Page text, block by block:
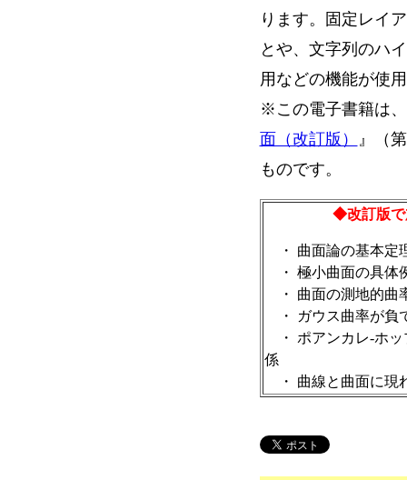
ります。固定レイ
とや、文字列のハ
用などの機能が使
※この電子書籍は
面（改訂版）
』（
ものです。
◆改訂版で
・ 曲面論の基本定
・ 極小曲面の具体
・ 曲面の測地的曲
・ ガウス曲率が負
・ ポアンカレ-ホッ
係
・ 曲線と曲面に現